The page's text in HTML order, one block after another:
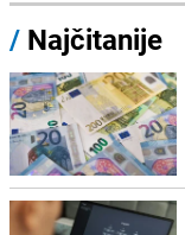
/ Najčitanije